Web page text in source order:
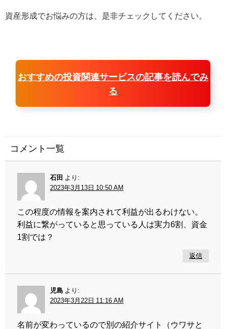
資産形成でお悩みの方は、是非チェックしてください。
おすすめの投資関連サービスの記事を読んでみ
る
コメント一覧
石田
より:
2023年3月13日 10:50 AM
この程度の情報を案内されて利益が出るわけない。
利益に繋がっていると思っている人は実力6割、資金
1割では？
返信
児島 より:
2023年3月22日 11:16 AM
名前が変わっているので別の紹介サイト（ウワサと